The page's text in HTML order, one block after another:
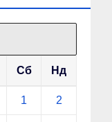
Сб Нд
1 2